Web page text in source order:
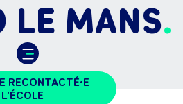
LE MANS
RECONTACTÉ•E